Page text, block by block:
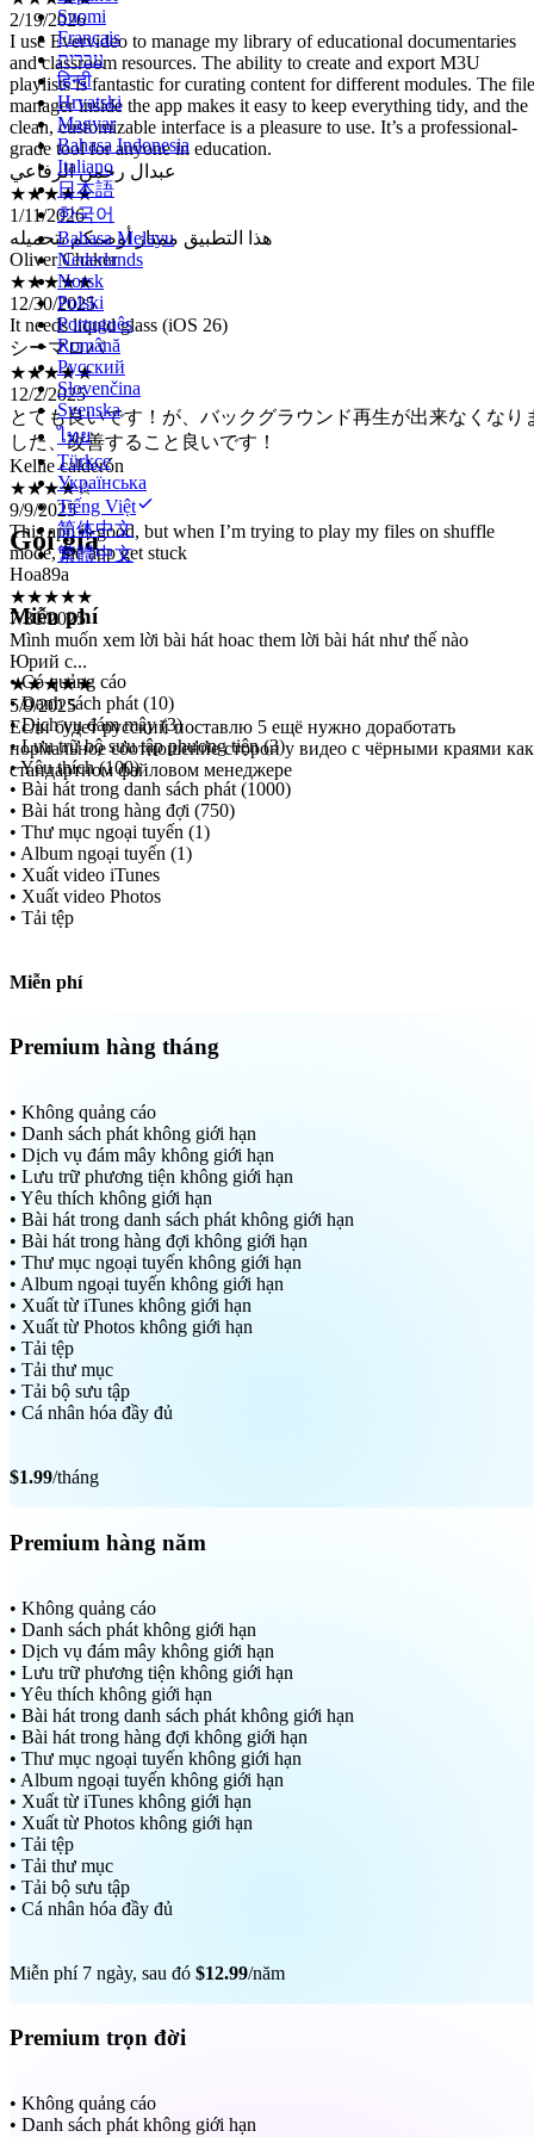
Suomi
Français
עברית
हिन्दी
Hrvatski
Magyar
Bahasa Indonesia
Italiano
日本語
한국어
Bahasa Melayu
Nederlands
Norsk
Polski
Português
Română
Русский
Slovenčina
Svenska
ไทย
Türkçe
Українська
Tiếng Việt
简体中文
繁體中文
and classroom resources. The ability to create and export M3U
playlists is fantastic for curating content for different modules. The file
manager inside the app makes it easy to keep everything tidy, and the
clean, customizable interface is a pleasure to use. It’s a professional-
grade tool for anyone in education.
عبدال رحمن الرفاعي
★★★★★
1/11/2026
هذا التطبيق ممتاز أوصيكم بتحميله
Oliver Chaker
★★★★★
12/30/2025
It needs liquid glass (iOS 26)
シーマロバ
★★★★★
12/2/2025
とても良いです！が、バックグラウンド再生が出来なくなり
した、改善すること良いです！
Kellie calderón
★★★★☆
9/9/2025
This app is good, but when I’m trying to play my files on shuffle
mode, the app get stuck
Hoa89a
★★★★★
7/31/2025
Mình muốn xem lời bài hát hoac them lời bài hát như thế nào
Юрий с...
★★★★★
5/9/2025
Если будет русский поставлю 5 ещё нужно доработать
нормальное соотношение сторон у видео с чёрными краями как
стандартном файловом менеджере
Gói giá
Miễn phí
• Có quảng cáo
• Danh sách phát (10)
• Dịch vụ đám mây (3)
• Lưu trữ bộ sưu tập phương tiện (3)
• Yêu thích (100)
• Bài hát trong danh sách phát (1000)
• Bài hát trong hàng đợi (750)
• Thư mục ngoại tuyến (1)
• Album ngoại tuyến (1)
• Xuất video iTunes
• Xuất video Photos
• Tải tệp
Miễn phí
Premium hàng tháng
• Không quảng cáo
• Danh sách phát không giới hạn
• Dịch vụ đám mây không giới hạn
• Lưu trữ phương tiện không giới hạn
• Yêu thích không giới hạn
• Bài hát trong danh sách phát không giới hạn
• Bài hát trong hàng đợi không giới hạn
• Thư mục ngoại tuyến không giới hạn
• Album ngoại tuyến không giới hạn
• Xuất từ iTunes không giới hạn
• Xuất từ Photos không giới hạn
• Tải tệp
• Tải thư mục
• Tải bộ sưu tập
• Cá nhân hóa đầy đủ
$1.99/tháng
Premium hàng năm
• Không quảng cáo
• Danh sách phát không giới hạn
• Dịch vụ đám mây không giới hạn
• Lưu trữ phương tiện không giới hạn
• Yêu thích không giới hạn
• Bài hát trong danh sách phát không giới hạn
• Bài hát trong hàng đợi không giới hạn
• Thư mục ngoại tuyến không giới hạn
• Album ngoại tuyến không giới hạn
• Xuất từ iTunes không giới hạn
• Xuất từ Photos không giới hạn
• Tải tệp
• Tải thư mục
• Tải bộ sưu tập
• Cá nhân hóa đầy đủ
Miễn phí 7 ngày, sau đó $12.99/năm
Premium trọn đời
• Không quảng cáo
• Danh sách phát không giới hạn